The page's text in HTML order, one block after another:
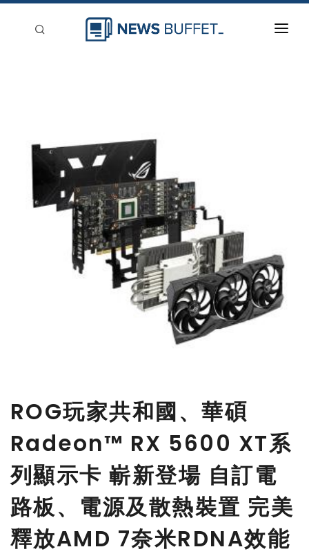
刊登
ROG玩家共和國、華碩
Radeon™ RX 5600 XT系
列顯示卡 嶄新登場 自訂電
路板、電源及散熱裝置 完美
釋放AMD 7奈米RDNA效能